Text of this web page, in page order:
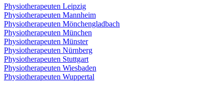
Physiotherapeuten Leipzig
Physiotherapeuten Mannheim
Physiotherapeuten Mönchengladbach
Physiotherapeuten München
Physiotherapeuten Münster
Physiotherapeuten Nürnberg
Physiotherapeuten Stuttgart
Physiotherapeuten Wiesbaden
Physiotherapeuten Wuppertal